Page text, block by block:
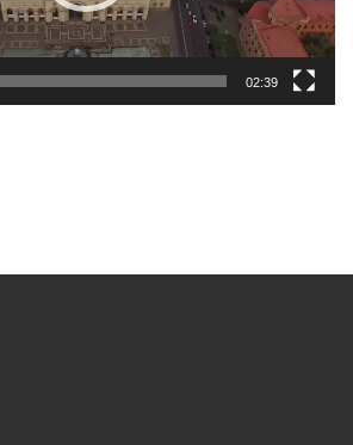
02:39